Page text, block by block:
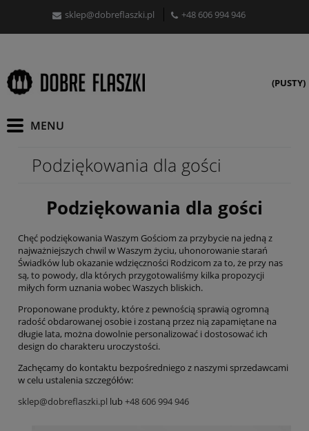
sklep@dobreflaszki.pl +48 606 994 946
(PUSTY)
Podziękowania dla gości
Podziękowania dla gości
Chęć podziękowania Waszym Gościom za przybycie na jedną z
najważniejszych chwil w Waszym życiu, uhonorowanie starań
Świadków lub okazanie wdzięczności Rodzicom za to, że przy nas
są, to powody, dla których przygotowaliśmy kilka propozycji
miłych form uznania wobec Waszych bliskich.
Proponowane produkty, które z pewnością sprawią ogromną
radość obdarowanej osobie i zostaną przez nią zapamiętane na
długie lata, można dowolnie personalizować i dostosować ich
design do charakteru uroczystości.
Zachęcamy do kontaktu bezpośredniego z naszymi sprzedawcami
w celu ustalenia szczegółów:
sklep@dobreflaszki.pl lub+48 606 994 946